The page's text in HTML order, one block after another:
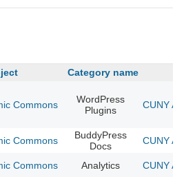
Category name
Commons
WordPress
Plugins
CUNY
Commons
BuddyPress
Docs
CUNY
Commons Analytics CUNY